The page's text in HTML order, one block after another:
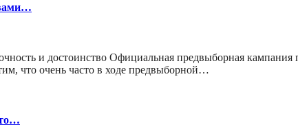
и достоинство Официальная предвыборная кампания
что очень часто в ходе предвыборной…